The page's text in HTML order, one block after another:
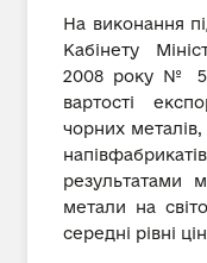
На виконання
Кабінету
2008 року №
вартості
чорних
результатами
метали на
середні рівні